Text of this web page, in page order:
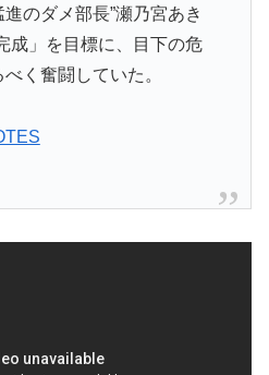
のダメ部長”瀬乃宮あき
成」を目標に、目下の危
く奮闘していた。